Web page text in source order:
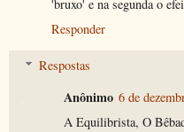
'bruxo' e na segunda o
Responder
Respostas
Anônimo 6 de
A Equilibrista, O